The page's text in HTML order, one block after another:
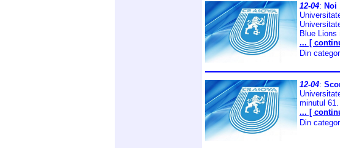
12-04:
Blue Lions
... [
Din
12-04:
minutul 61.
... [
Din